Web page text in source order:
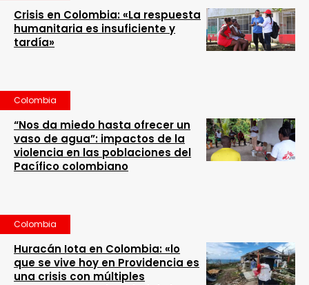
Crisis en Colombia: «La respuesta
humanitaria es insuficiente y
tardía»
Colombia
“Nos da miedo hasta ofrecer un
vaso de agua”: impactos de la
violencia en las poblaciones del
Pacífico colombiano
Colombia
Huracán Iota en Colombia: «lo
que se vive hoy en Providencia es
una crisis con múltiples